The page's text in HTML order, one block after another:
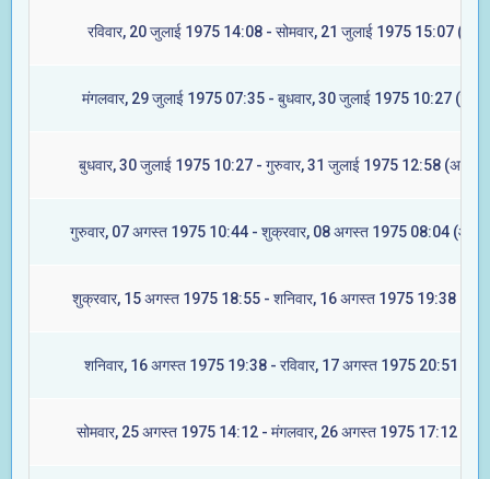
रविवार, 20 जुलाई 1975 14:08 - सोमवार, 21 जुलाई 1975 15:07 (मूल)
मंगलवार, 29 जुलाई 1975 07:35 - बुधवार, 30 जुलाई 1975 10:27
बुधवार, 30 जुलाई 1975 10:27 - गुरुवार, 31 जुलाई 1975 12:58
गुरुवार, 07 अगस्त 1975 10:44 - शुक्रवार, 08 अगस्त 1975 08:04
शुक्रवार, 15 अगस्त 1975 18:55 - शनिवार, 16 अगस्त 1975 19:38
शनिवार, 16 अगस्त 1975 19:38 - रविवार, 17 अगस्त 1975 20:51 (मूल)
सोमवार, 25 अगस्त 1975 14:12 - मंगलवार, 26 अगस्त 1975 17:12